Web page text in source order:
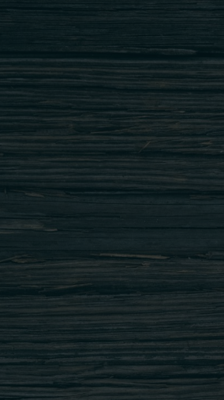
Prisaca Dornei nr. 8-10,
; 0735.530.533
Restaurant GEDI